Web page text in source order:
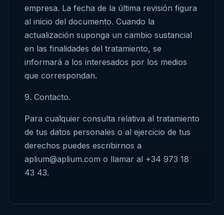
empresa. La fecha de la última revisión figura
al inicio del documento. Cuando la
actualización suponga un cambio sustancial
en las finalidades del tratamiento, se
informará a los interesados por los medios
que correspondan.
9. Contacto.
Para cualquier consulta relativa al tratamiento
de tus datos personales o al ejercicio de tus
derechos puedes escribirnos a
aplium@aplium.com o llamar al +34 973 18
43 43.